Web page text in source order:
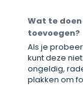
Wat te
toevoegen?
Als je
kunt deze
ongeldig,
plakken om